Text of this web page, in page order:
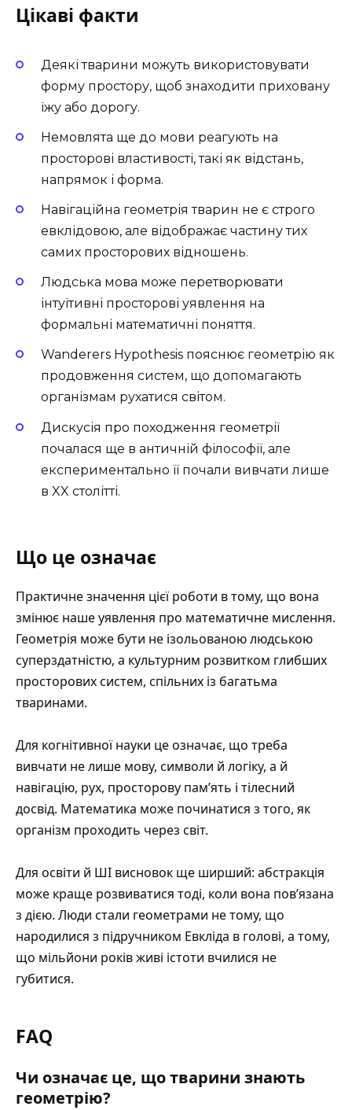
Цікаві факти
Деякі тварини можуть використовувати
форму простору, щоб знаходити приховану
їжу або дорогу.
Немовлята ще до мови реагують на
просторові властивості, такі як відстань,
напрямок і форма.
Навігаційна геометрія тварин не є строго
евклідовою, але відображає частину тих
самих просторових відношень.
Людська мова може перетворювати
інтуїтивні просторові уявлення на
формальні математичні поняття.
Wanderers Hypothesis пояснює геометрію як
продовження систем, що допомагають
організмам рухатися світом.
Дискусія про походження геометрії
почалася ще в античній філософії, але
експериментально її почали вивчати лише
в XX столітті.
Що це означає
Практичне значення цієї роботи в тому, що вона
змінює наше уявлення про математичне мислення.
Геометрія може бути не ізольованою людською
суперздатністю, а культурним розвитком глибших
просторових систем, спільних із багатьма
тваринами.
Для когнітивної науки це означає, що треба
вивчати не лише мову, символи й логіку, а й
навігацію, рух, просторову пам’ять і тілесний
досвід. Математика може починатися з того, як
організм проходить через світ.
Для освіти й ШІ висновок ще ширший: абстракція
може краще розвиватися тоді, коли вона пов’язана
з дією. Люди стали геометрами не тому, що
народилися з підручником Евкліда в голові, а тому,
що мільйони років живі істоти вчилися не
губитися.
FAQ
Чи означає це, що тварини знають
геометрію?